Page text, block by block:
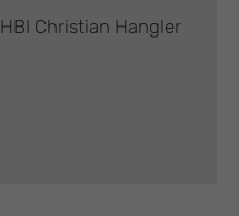
HBI Christian Hangler